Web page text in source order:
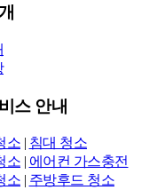
스 안내
소 | 침대 청소
소 | 에어컨 가스충전
소 | 주방후드 청소